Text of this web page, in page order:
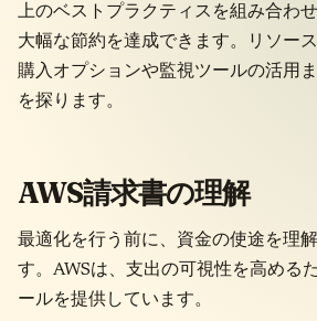
上のベストプラクティスを組み合わ
大幅な節約を達成できます。リソー
購入オプションや監視ツールの活用
を探ります。
AWS請求書の理解
最適化を行う前に、資金の使途を理
す。AWSは、支出の可視性を高める
ールを提供しています。